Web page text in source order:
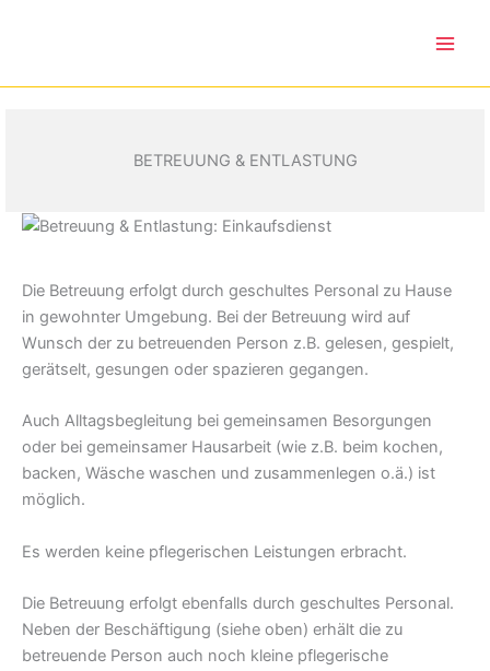
BETREUUNG & ENTLASTUNG
Die Betreuung erfolgt durch geschultes Personal zu Hause
in gewohnter Umgebung. Bei der Betreuung wird auf
Wunsch der zu betreuenden Person z.B. gelesen, gespielt,
gerätselt, gesungen oder spazieren gegangen.
Auch Alltagsbegleitung bei gemeinsamen Besorgungen
oder bei gemeinsamer Hausarbeit (wie z.B. beim kochen,
backen, Wäsche waschen und zusammenlegen o.ä.) ist
möglich.
Es werden keine pflegerischen Leistungen erbracht.
Die Betreuung erfolgt ebenfalls durch geschultes Personal.
Neben der Beschäftigung (siehe oben) erhält die zu
betreuende Person auch noch kleine pflegerische